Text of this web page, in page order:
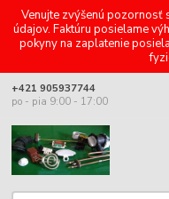
Venujte zvýšenú pozornosť
údajov. Faktúru posielame
pokyny na zaplatenie
+421 905937744
po - pia 9:00 - 17:00